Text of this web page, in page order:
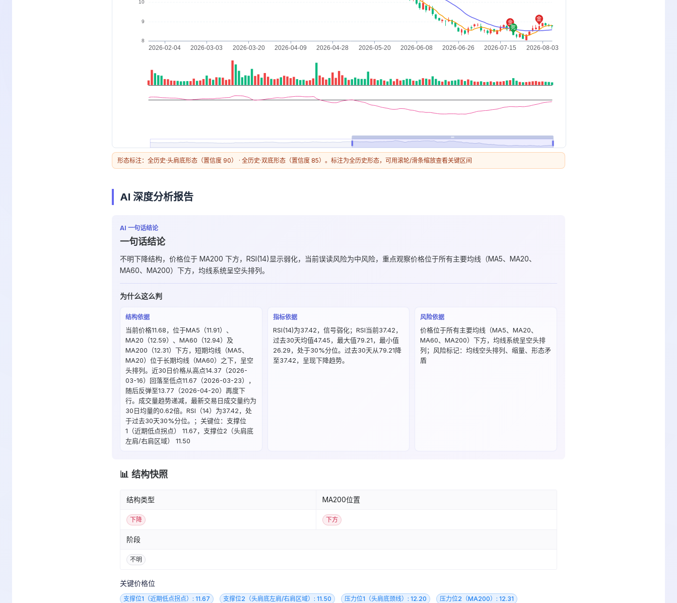
形态标注：全历史·头肩底形态（置信度 90） · 全历史·双底形态（置信度 85）。标注为全历史形态，可用滚轮/滑条缩放查看关键区间
AI 深度分析报告
AI 一句话结论
一句话结论
不明下降结构，价格位于 MA200 下方，RSI(14)显示弱化，当前误读风险为中风险，重点观察价格位于所有主要均线（MA5、MA20、
MA60、MA200）下方，均线系统呈空头排列。
为什么这么判
结构依据
当前价格11.68，位于MA5（11.91）、
MA20（12.59）、MA60（12.94）及
MA200（12.31）下方，短期均线（MA5、
MA20）位于长期均线（MA60）之下，呈空
头排列。近30日价格从高点14.37（2026-
03-16）回落至低点11.67（2026-03-23），
随后反弹至13.77（2026-04-20）再度下
行。成交量趋势递减，最新交易日成交量约为
30日均量的0.62倍。RSI（14）为37.42，处
于过去30天30%分位。；关键位：支撑位
1（近期低点拐点） 11.67，支撑位2（头肩底
左肩/右肩区域） 11.50
指标依据
RSI(14)为37.42，信号弱化；RSI当前37.42，
过去30天均值47.45，最大值79.21，最小值
26.29，处于30%分位。过去30天从79.21降
至37.42，呈现下降趋势。
风险依据
价格位于所有主要均线（MA5、MA20、
MA60、MA200）下方，均线系统呈空头排
列；风险标记：均线空头排列、缩量、形态矛
盾
📊 结构快照
结构类型 MA200位置
下降 下方
阶段
不明
关键价格位
支撑位1（近期低点拐点）: 11.67 支撑位2（头肩底左肩/右肩区域）: 11.50 压力位1（头肩底颈线）: 12.20 压力位2（MA200）: 12.31